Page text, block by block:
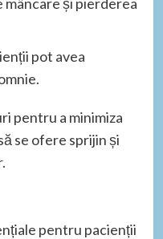
pot avea
pentru a minimiza
se ofere sprijin și
pentru pacienții